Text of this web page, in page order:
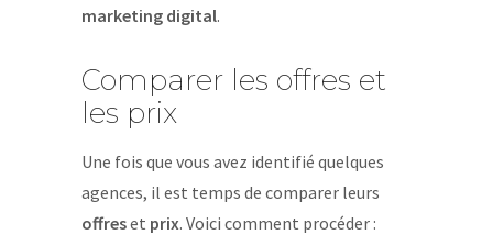
marketing digital.
Comparer les offres et
les prix
Une fois que vous avez identifié quelques
agences, il est temps de comparer leurs
offreset prix. Voici comment procéder :